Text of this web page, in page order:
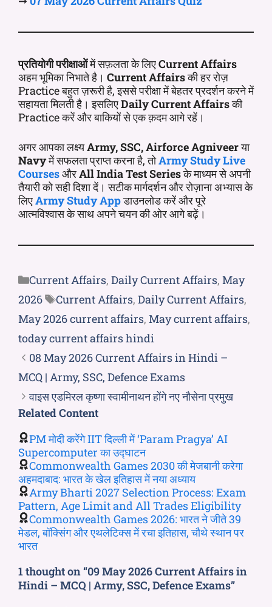
प्रतियोगी परीक्षाओंमें सफ़लता के लिएCurrent Affairs
अहम भूमिका निभाते है। Current Affairsकी हर रोज़
Practice बहुत ज़रूरी है, इससे परीक्षा में बेहतर प्रदर्शन करने में
सहायता मिलती है। इसलिएDaily Current Affairsकी
Practice करें और बाकियों से एक क़दम आगे रहें।
अगर आपका लक्ष्यArmy, SSC, Airforce Agniveerया
Navyमें सफलता प्राप्त करना है, तोArmy Study Live
CoursesऔरAll India Test Seriesके माध्यम से अपनी
तैयारी को सही दिशा दें। सटीक मार्गदर्शन और रोज़ाना अभ्यास के
लिएArmy Study Appडाउनलोड करें और पूरे
आत्मविश्वास के साथ अपने चयन की ओर आगे बढ़ें।
Current Affairs, Daily Current Affairs, May
2026
Current Affairs, Daily Current Affairs,
May 2026 current affairs, May current affairs,
today current affairs hindi
08 May 2026 Current Affairs in Hindi –
MCQ | Army, SSC, Defence Exams
वाइस एडमिरल कृष्णा स्वामीनाथन होंगे नए नौसेना प्रमुख
Related Content
PM मोदी करेंगे IIT दिल्ली में ‘Param Pragya’ AI
Supercomputer का उद्घाटन
Commonwealth Games 2030 की मेजबानी करेगा
अहमदाबाद: भारत के खेल इतिहास में नया अध्याय
Army Bharti 2027 Selection Process: Exam
Pattern, Age Limit and All Trades Eligibility
Commonwealth Games 2026: भारत ने जीते 39
मेडल, बॉक्सिंग और एथलेटिक्स में रचा इतिहास, चौथे स्थान पर
भारत
1 thought on “09 May 2026 Current Affairs in
Hindi – MCQ | Army, SSC, Defence Exams”